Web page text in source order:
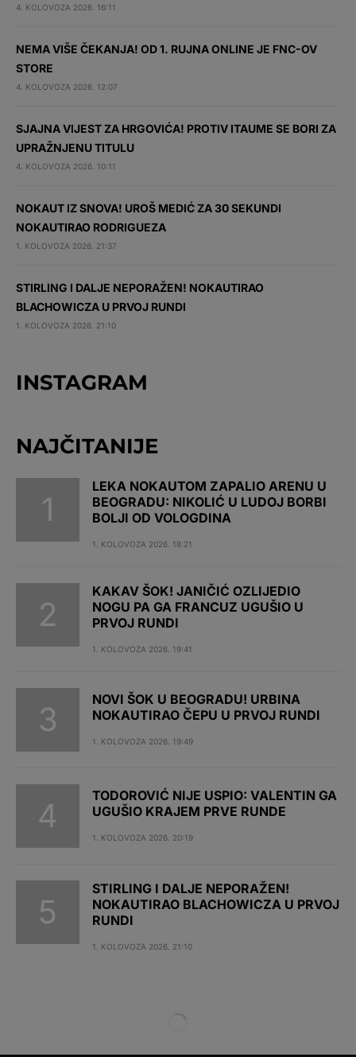
4. KOLOVOZA 2026. 16:11
NEMA VIŠE ČEKANJA! OD 1. RUJNA ONLINE JE FNC-OV
STORE
4. KOLOVOZA 2026. 12:07
SJAJNA VIJEST ZA HRGOVIĆA! PROTIV ITAUME SE BORI ZA
UPRAŽNJENU TITULU
4. KOLOVOZA 2026. 10:11
NOKAUT IZ SNOVA! UROŠ MEDIĆ ZA 30 SEKUNDI
NOKAUTIRAO RODRIGUEZA
1. KOLOVOZA 2026. 21:37
STIRLING I DALJE NEPORAŽEN! NOKAUTIRAO
BLACHOWICZA U PRVOJ RUNDI
1. KOLOVOZA 2026. 21:10
INSTAGRAM
NAJČITANIJE
LEKA NOKAUTOM ZAPALIO ARENU U
BEOGRADU: NIKOLIĆ U LUDOJ BORBI
BOLJI OD VOLOGDINA
1. KOLOVOZA 2026. 18:21
KAKAV ŠOK! JANIČIĆ OZLIJEDIO
NOGU PA GA FRANCUZ UGUŠIO U
PRVOJ RUNDI
1. KOLOVOZA 2026. 19:41
NOVI ŠOK U BEOGRADU! URBINA
NOKAUTIRAO ČEPU U PRVOJ RUNDI
1. KOLOVOZA 2026. 19:49
TODOROVIĆ NIJE USPIO: VALENTIN GA
UGUŠIO KRAJEM PRVE RUNDE
1. KOLOVOZA 2026. 20:19
STIRLING I DALJE NEPORAŽEN!
NOKAUTIRAO BLACHOWICZA U PRVOJ
RUNDI
1. KOLOVOZA 2026. 21:10